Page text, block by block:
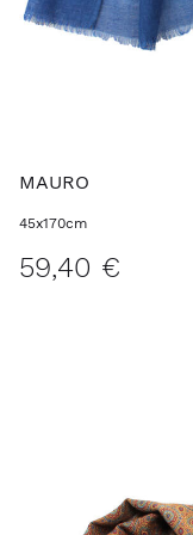
MAURO
45x170cm
59,40 €